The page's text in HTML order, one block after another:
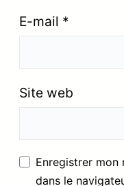
E-mail *
Site web
Enregistrer mon
dans le